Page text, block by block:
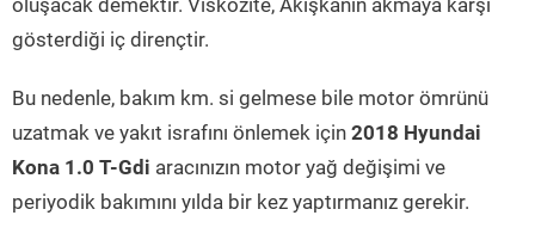
oluşacak demektir. Viskozite, Akışkanın akmaya karşı
gösterdiği iç dirençtir.
Bu nedenle, bakım km. si gelmese bile motor ömrünü
uzatmak ve yakıt israfını önlemek için 2018 Hyundai
Kona 1.0 T-Gdi aracınızın motor yağ değişimi ve
periyodik bakımını yılda bir kez yaptırmanız gerekir.